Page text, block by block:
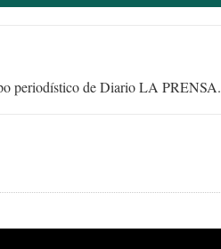
periodístico de Diario LA PRENSA.